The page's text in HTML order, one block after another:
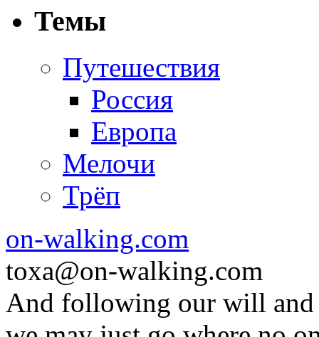
Темы
Путешествия
Россия
Европа
Мелочи
Трёп
on-walking.com
toxa@on-walking.com
And following our will